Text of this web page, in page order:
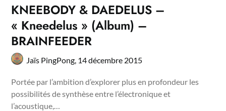
KNEEBODY & DAEDELUS –
« Kneedelus » (Album) –
BRAINFEEDER
Jaïs PingPong, 14 décembre 2015
Portée par l’ambition d’explorer plus en profondeur les
possibilités de synthèse entre l’électronique et
l’acoustique,…